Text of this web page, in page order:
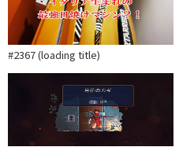
#2367 (loading title)